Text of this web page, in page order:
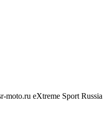
moto.ru eXtreme Sport Russia